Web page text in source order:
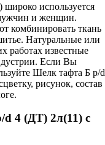
используется
и женщин.
комбинировать ткань
Натуральные или
работах известные
Если Вы
Шелк тафта Б p/d
рисунок, состав
4 (ДТ) 2л(11) с